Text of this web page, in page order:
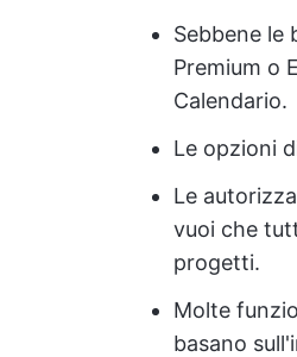
Sebbene le
Premium o
Calendario.
Le opzioni
Le
vuoi che
progetti.
Molte
basano